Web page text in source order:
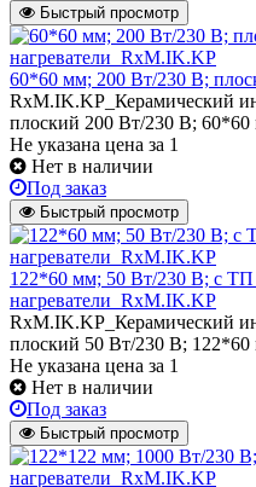
Быстрый просмотр
60*60 мм; 200 Вт/230 В;
RxM.IK.KP_Керамический
плоский 200 Вт/230 В; 60*60
Не указана цена за 1
Нет в наличии
Под заказ
Быстрый просмотр
122*60 мм; 50 Вт/230 В; с
нагреватели_RxM.IK.KP
RxM.IK.KP_Керамический
плоский 50 Вт/230 В;
Не указана цена за 1
Нет в наличии
Под заказ
Быстрый просмотр